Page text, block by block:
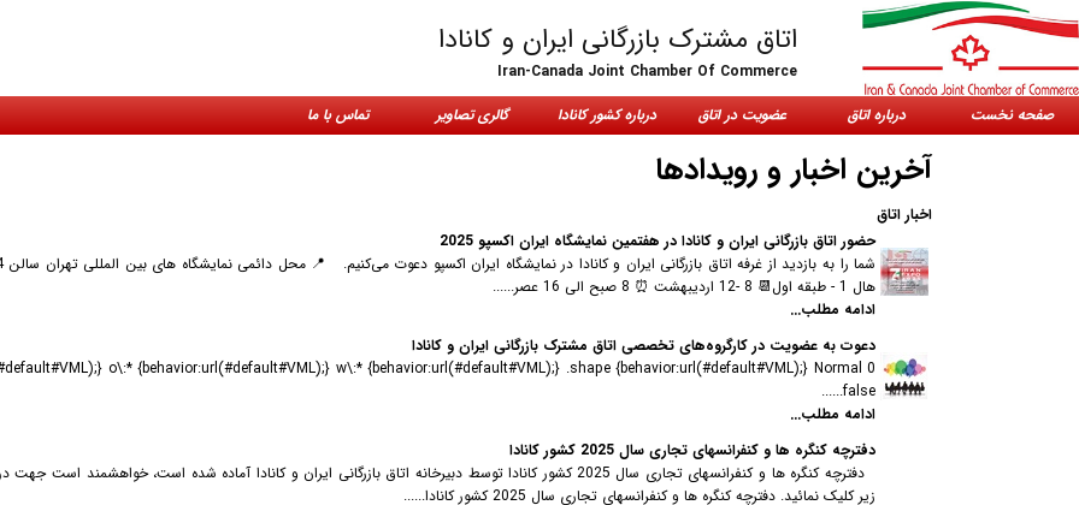
اتاق مشترک بازرگانی ایران و کانادا
Iran-Canada Joint Chamber Of Commerce
صفحه نخست
درباره اتاق عضویت در اتاق درباره کشور کانادا گالری تصاویر تماس با ما
آخرین اخبار و رویدادها
اخبار اتاق
حضور اتاق بازرگانی ایران و کانادا در هفتمین نمایشگاه ایران اکسپو 2025
هال 1 - طبقه اول📆 8 -12 اردیبهشت ⏰ 8 صبح الی 16 عصر......
ادامه مطلب...
دعوت به عضویت در کارگروه‌های تخصصی اتاق مشترک بازرگانی ایران و کانادا
o\:* {behavior:url(#default#VML);} w\:* {behavior:url(#default#VML);} .shape {behavior:url(#default#VML);} Normal 0
false......
ادامه مطلب...
دفترچه کنگره ها و کنفرانسهای تجاری سال 2025 کشور کانادا
دفترچه کنگره ها و کنفرانسهای تجاری سال 2025 کشور کانادا توسط دبیرخانه اتاق بازرگانی ایران و کانادا آماده شده است،
زیر کلیک نمائید. دفترچه کنگره ها و کنفرانسهای تجاری سال 2025 کشور کانادا......